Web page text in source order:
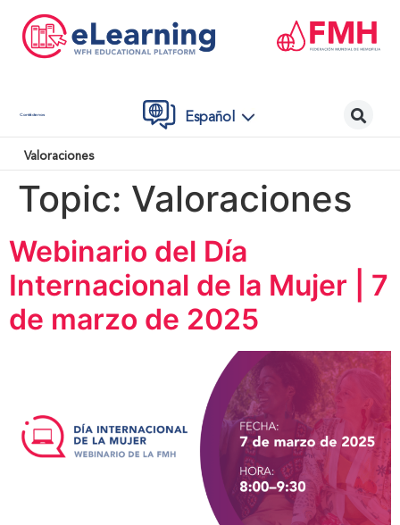
Contáctenos Español
Valoraciones
Topic: Valoraciones
Webinario del Día
Internacional de la Mujer | 7
de marzo de 2025